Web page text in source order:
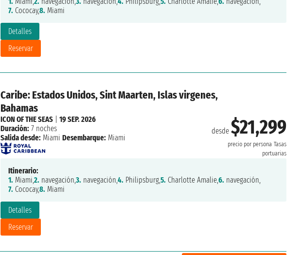
Detalles
Reservar
7. Cococay,8. Miami
Caribe: Estados Unidos, Sint Maarten, Islas virgenes,
Bahamas
desde $21,299
precio por persona Tasas
portuarias
Detalles
Reservar
ICON OF THE SEAS| 19 SEP. 2026
Duración: 7 noches
Salida desde: Miami Desembarque: Miami
Itinerario:
1. Miami,2. navegación,3. navegación,4. Philipsburg,5. Charlotte Amalie,6. navegación,
7. Cococay,8. Miami